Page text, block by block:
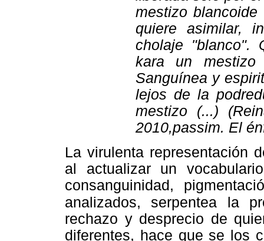
mestizo
quiere asimilar,
cholaje "blanco".
kara un mestizo
Sanguínea y
lejos de la
mestizo (...)
2010,passim. El
La virulenta representación
al actualizar un
consanguinidad,
analizados, serpentea la
rechazo y desprecio de
diferentes, hace que se los